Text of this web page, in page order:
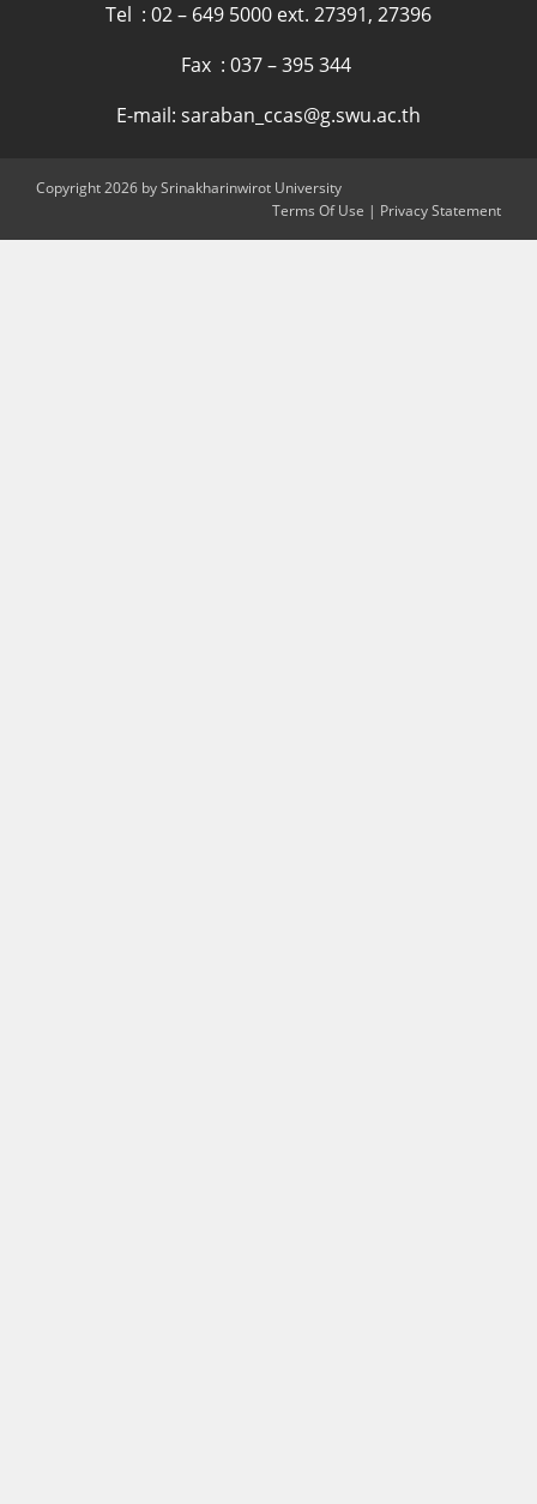
Tel : 02 – 649 5000 ext. 27391, 27396
Fax : 037 – 395 344
E-mail: saraban_ccas@g.swu.ac.th
Copyright 2026 by Srinakharinwirot University
Terms Of Use | Privacy Statement